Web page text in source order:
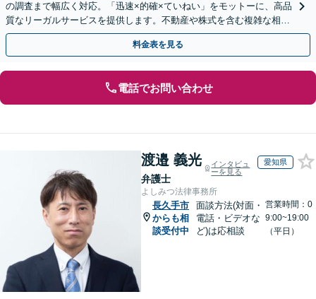
の調査まで幅広く対応。「迅速×的確×ていねい」をモットーに、高品
質なリーガルサービスを提供します。不動産や株式を含む複雑な相続
もお任せください【休日・夜間対応OK】
料金表を見る
電話でお問い合わせ
渡邉 義光
弁護士
インタビュ
ーを見る
愛知県
よしみつ法律事務所
長久手市
からも相
談受付中
面談方法(対面・
電話・ビデオな
ど)は応相談
営業時間：0
9:00~19:00
（平日）